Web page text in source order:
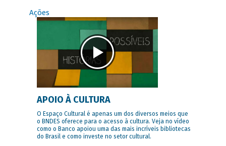
Ações
APOIO À CULTURA
O Espaço Cultural é apenas um dos diversos meios que
o BNDES oferece para o acesso à cultura. Veja no vídeo
como o Banco apoiou uma das mais incríveis bibliotecas
do Brasil e como investe no setor cultural.